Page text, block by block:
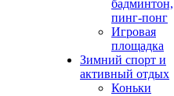
бадминтон,
пинг-понг
Игровая
площадка
Зимний спорт и
активный отдых
Коньки